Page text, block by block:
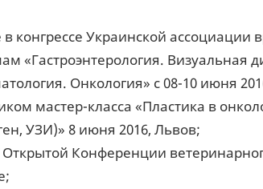
в конгрессе Украинской
«Гастроэнтерология. Визуальная
Онкология» с 08-10 июня
мастер-класса «Пластика в
УЗИ)» 8 июня 2016, Львов;
Открытой Конференции